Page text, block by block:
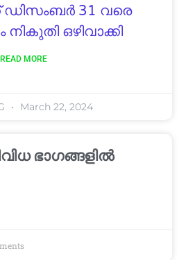
ഡിസംബർ 31 വരെ
നികുതി ഒഴിവാക്കി
READ MORE
March 22, 2024
ഭാഗങ്ങളിൽ